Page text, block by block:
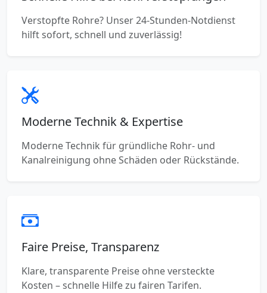
Verstopfte Rohre? Unser 24-Stunden-Notdienst
hilft sofort, schnell und zuverlässig!
Moderne Technik & Expertise
Moderne Technik für gründliche Rohr- und
Kanalreinigung ohne Schäden oder Rückstände.
Faire Preise, Transparenz
Klare, transparente Preise ohne versteckte
Kosten – schnelle Hilfe zu fairen Tarifen.